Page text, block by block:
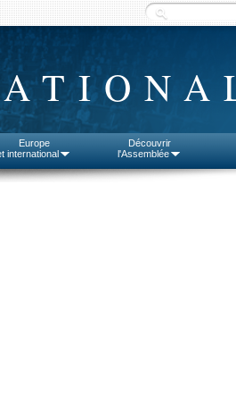
Europe
international
Découvrir
l'Assemblée